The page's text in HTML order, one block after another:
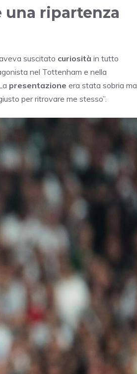
una ripartenza
suscitato curiosità in tutto
nel Tottenham e nella
presentazione era stata sobria ma
per ritrovare me stesso”.